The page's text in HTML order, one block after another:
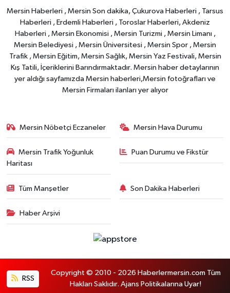
Mersin Haberleri , Mersin Son dakika, Çukurova Haberleri , Tarsus
Haberleri , Erdemli Haberleri , Toroslar Haberleri, Akdeniz
Haberleri , Mersin Ekonomisi , Mersin Turizmi , Mersin Limanı ,
Mersin Belediyesi , Mersin Üniversitesi , Mersin Spor , Mersin
Trafik , Mersin Eğitim, Mersin Sağlık, Mersin Yaz Festivali, Mersin
Kış Tatili, İçeriklerini Barındırmaktadır. Mersin haber detaylarının
yer aldığı sayfamızda Mersin haberleri,Mersin fotoğrafları ve
Mersin Firmaları ilanları yer alıyor
Mersin Nöbetçi Eczaneler Mersin Hava Durumu
Mersin Trafik Yoğunluk
Haritası
Puan Durumu ve Fikstür
Tüm Manşetler Son Dakika Haberleri
Haber Arşivi
RSS
Copyright © 2010 - 2026 Haberlermersin.com Tüm
Hakları Saklıdır. Ajans Politikalarına Uyar!